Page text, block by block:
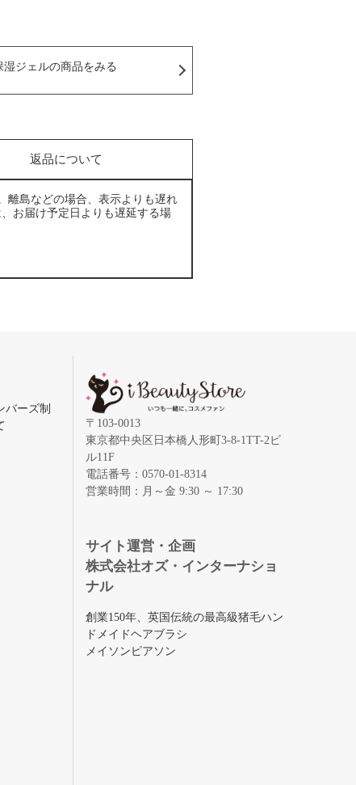
湿ジェルの商品をみる
返品について
離島などの場合、表示よりも遅れ
お届け予定日よりも遅延する場
バーズ制
〒103-0013
東京都中央区日本橋人形町3-8-1TT-2ビ
ル11F
電話番号：0570-01-8314
営業時間：月～金 9:30 ～ 17:30
サイト運営・企画
株式会社オズ・インターナショ
ナル
創業150年、英国伝統の最高級猪毛ハン
ドメイドヘアブラシ
メイソンピアソン